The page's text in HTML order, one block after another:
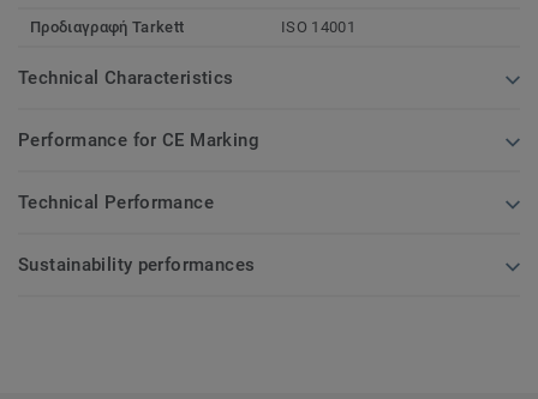
Προδιαγραφή Tarkett ISO 14001
Technical Characteristics
Performance for CE Marking
Technical Performance
Sustainability performances